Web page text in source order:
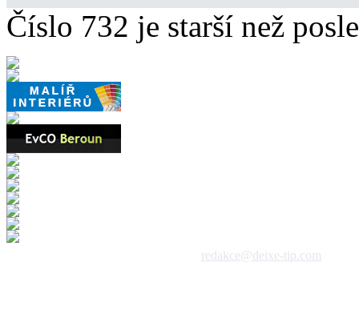
Číslo 732 je starší než
redakce@deixe-tip.com